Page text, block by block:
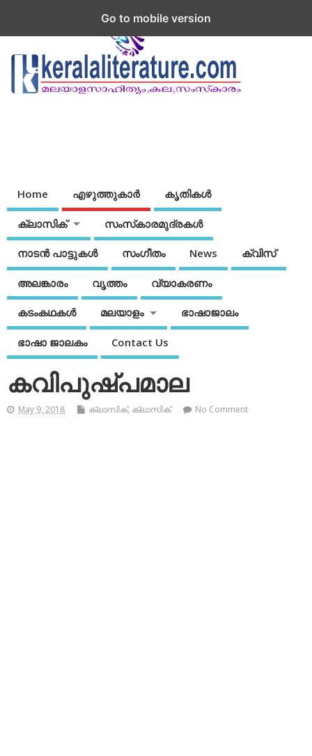
Home എഴുത്തുകാര്‍ കൃതികൾ
ക്ലാസിക് സംസ്‌കാരമുദ്രകള്‍
നാടന്‍ പാട്ടുകള്‍ സംഗീതം News ക്വിസ്
അലങ്കാരം വൃത്തം വ്യാകരണം
കടംകഥകള്‍ മലയാളം ഭാഷാജാലം
ഭാഷാ ജാലകം Contact Us
കവിപുഷ്പമാല
May 9, 2018 ക്ലാസിക്, ക്ലാസിക്‌ No Comment
Go to mobile version